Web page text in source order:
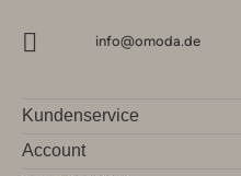
info@omoda.de
Kundenservice
Account